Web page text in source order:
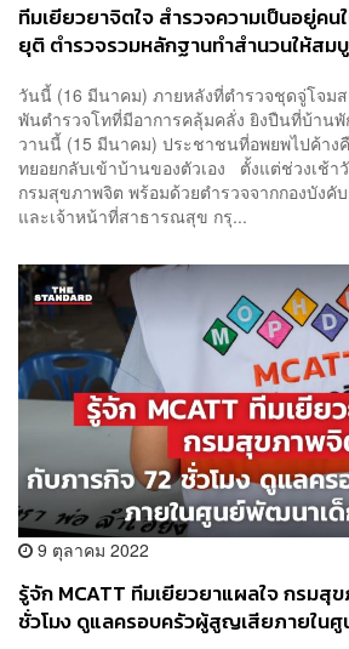
ทีมเยียวยาจิตใจ สำรวจความเป็นอยู่ค
ยุติ ตำรวจรวมหลักฐานทำสำนวนให้ส
วันนี้ (16 มีนาคม) ภายหลังที่ตำรวจชุดจู่โจม
พันตำรวจโทที่มีอาการคลุ้มคลั่ง ยิงปืนที่บ้าน
วานนี้ (15 มีนาคม) ประชาชนที่อพยพไปค้าง
ทยอยกลับเข้าบ้านของตัวเอง ตั้งแต่ช่วงเช้า
กรมสุขภาพจิต พร้อมด้วยตำรวจจากกองบังคั
และเจ้าหน้าที่สาธารณสุข กรุ...
9 ตุลาคม 2022
รู้จัก MCATT ทีมเยียวยาแผลใจ กรมสุ
ชั่วโมง ดูแลครอบครัวผู้สูญเสียภายใน